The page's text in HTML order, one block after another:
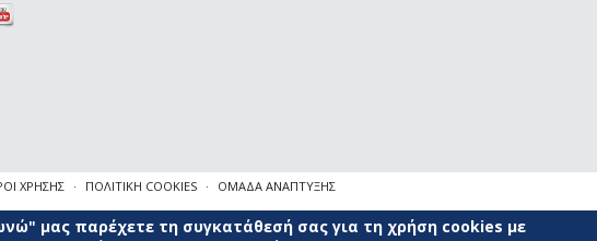
ΧΡΗΣΗΣ ΠΟΛΙΤΙΚΗ COOKIES ΟΜΑΔΑ ΑΝΑΠΤΥΞΗΣ
μας παρέχετε τη συγκατάθεσή σας για τη χρήση cookies με